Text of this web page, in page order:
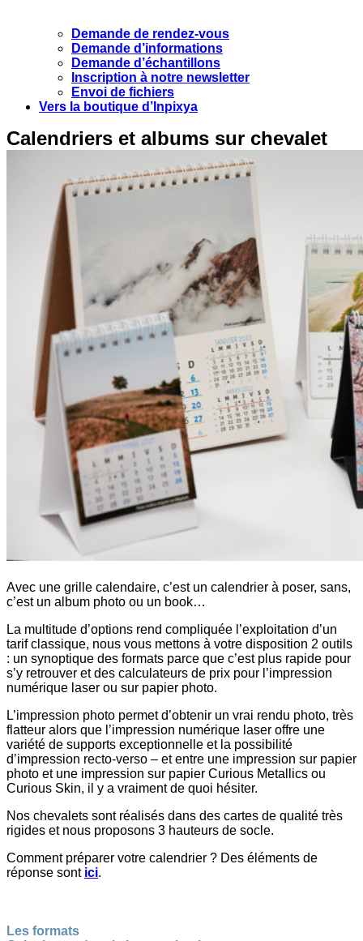
Demande de rendez-vous
Demande d’informations
Demande d’échantillons
Inscription à notre newsletter
Envoi de fichiers
Vers la boutique d’Inpixya
Calendriers et albums sur chevalet
Avec une grille calendaire, c’est un calendrier à poser, sans,
c’est un album photo ou un book…
La multitude d’options rend compliquée l’exploitation d’un
tarif classique, nous vous mettons à votre disposition 2 outils
: un synoptique des formats parce que c’est plus rapide pour
s’y retrouver et des calculateurs de prix pour l’impression
numérique laser ou sur papier photo.
L’impression photo permet d’obtenir un vrai rendu photo, très
flatteur alors que l’impression numérique laser offre une
variété de supports exceptionnelle et la possibilité
d’impression recto-verso – et entre une impression sur papier
photo et une impression sur papier Curious Metallics ou
Curious Skin, il y a vraiment de quoi hésiter.
Nos chevalets sont réalisés dans des cartes de qualité très
rigides et nous proposons 3 hauteurs de socle.
Comment préparer votre calendrier ? Des éléments de
réponse sont ici.
Les formats